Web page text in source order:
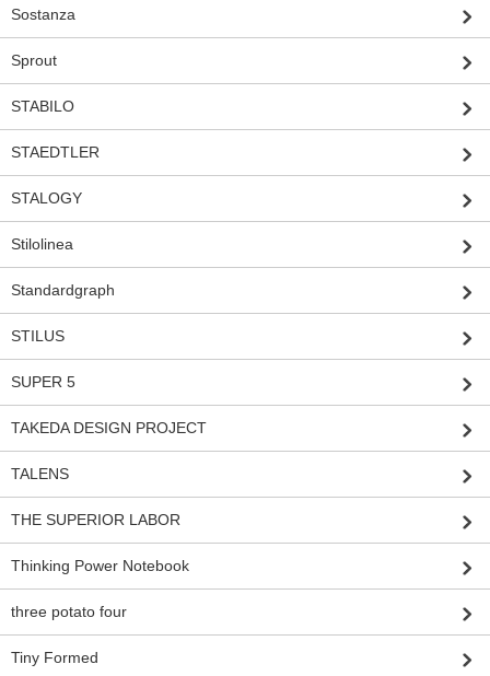
Sostanza
Sprout
STABILO
STAEDTLER
STALOGY
Stilolinea
Standardgraph
STILUS
SUPER 5
TAKEDA DESIGN PROJECT
TALENS
THE SUPERIOR LABOR
Thinking Power Notebook
three potato four
Tiny Formed